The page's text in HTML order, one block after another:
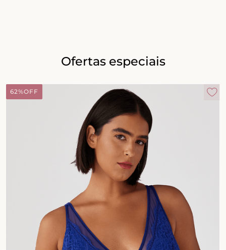
Ofertas especiais
62%OFF